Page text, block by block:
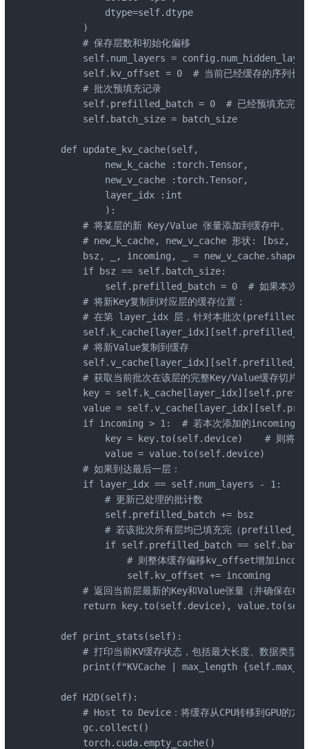
            dtype=self.dtype
        )
        # 保存层数和初始化偏移
self.num_layers =
self.kv_offset = 0  # 当前已经缓存的序列长
        # 批次预填充记录
self.prefilled_batch = 0  # 已经预填充完成
        self.batch_size = batch_size
    def update_kv_cache(self,
            new_k_cache :torch.Tensor,
            new_v_cache :torch.Tensor,
            layer_idx :int
            ):
        # 将某层的新 Key/Value 张量添加到缓存中。
# new_k_cache, new_v_cache 形状: [bsz, KV
bsz, _, incoming, _ = new_v_cache.shape  #
        if bsz == self.batch_size:
self.prefilled_batch = 0  # 如果本次更
        # 将新Key复制到对应层的缓存位置：
# 在第 layer_idx 层，针对本批次
        # 将新Value复制到缓存
# 获取当前批次在该层的完整Key/Value缓存切片（
key =
value =
if incoming > 1:  # 若本次添加的incoming长
key = key.to(self.device)    # 则将这
            value = value.to(self.device)
        # 如果到达最后一层：
        if layer_idx == self.num_layers - 1:
            # 更新已处理的批计数
            self.prefilled_batch += bsz
# 若该批次所有层均已填充完（
if self.prefilled_batch ==
# 则整体缓存偏移kv_offset增加
                self.kv_offset += incoming
# 返回当前层最新的Key和Value张量（并确保在
return key.to(self.device),
    def print_stats(self):
# 打印当前KV缓存状态，包括最大长度、数据类型和
print(f"KVCache | max_length
    def H2D(self):
# Host to Device：将缓存从CPU转移到GPU的方法
        gc.collect()
        torch.cuda.empty_cache()